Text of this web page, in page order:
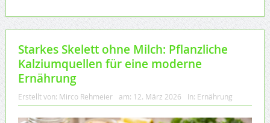
Starkes Skelett ohne Milch: Pflanzliche
Kalziumquellen für eine moderne
Ernährung
Erstellt von: Mirco Rehmeier am: 12. März 2026 In: Ernährung